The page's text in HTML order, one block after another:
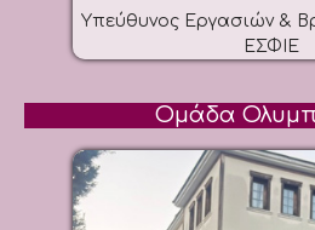
Υπεύθυνος Εργασιών &
ΕΣΦΙΕ
Ομάδα